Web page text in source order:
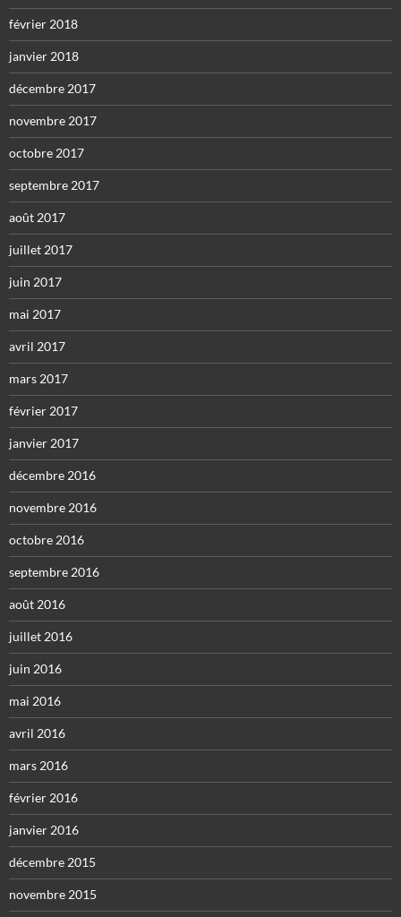
février 2018
janvier 2018
décembre 2017
novembre 2017
octobre 2017
septembre 2017
août 2017
juillet 2017
juin 2017
mai 2017
avril 2017
mars 2017
février 2017
janvier 2017
décembre 2016
novembre 2016
octobre 2016
septembre 2016
août 2016
juillet 2016
juin 2016
mai 2016
avril 2016
mars 2016
février 2016
janvier 2016
décembre 2015
novembre 2015